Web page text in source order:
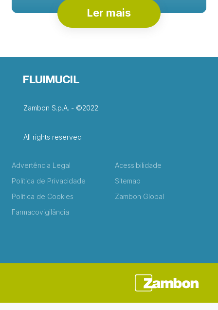
Ler mais
Zambon S.p.A. - ©2022
All rights reserved
Advertência Legal
Política de Privacidade
Política de Cookies
Farmacovigilância
Acessibilidade
Sitemap
Zambon Global